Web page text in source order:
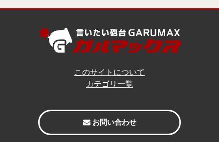
このサイトについて
カテゴリ一覧
お問い合わせ